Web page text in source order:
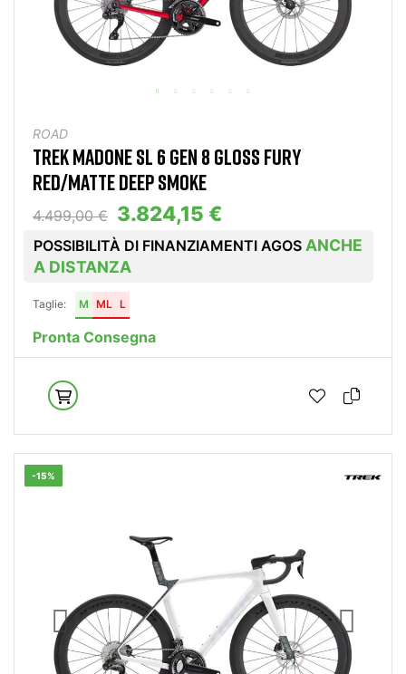
ROAD
TREK MADONE SL 6 GEN 8 GLOSS FURY
RED/MATTE DEEP SMOKE
4.499,00 € 3.824,15 €
POSSIBILITÀ DI FINANZIAMENTI AGOS ANCHE
A DISTANZA
Taglie: M ML L
Pronta Consegna
-15%